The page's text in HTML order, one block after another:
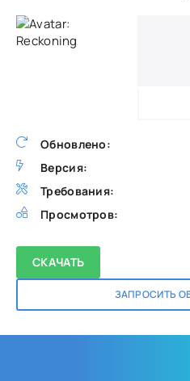
Обновлено:
Версия:
Требования:
Просмотров:
СКАЧАТЬ
ЗАПРОСИТЬ